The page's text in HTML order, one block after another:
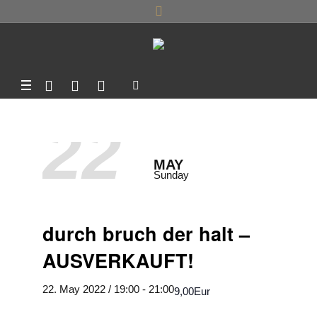
22 MAY
Sunday
durch bruch der halt –
AUSVERKAUFT!
22. May 2022 / 19:00 - 21:009,00Eur